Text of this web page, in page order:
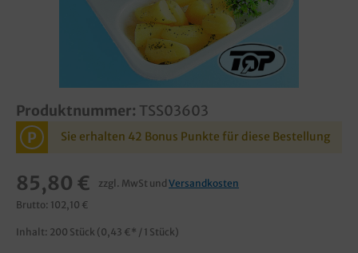
Produktnummer: TSS03603
P Sie erhalten 42 Bonus Punkte für diese Bestellung
85,80 € zzgl. MwSt und Versandkosten
Brutto: 102,10 €
Inhalt: 200 Stück (0,43 €* / 1 Stück)